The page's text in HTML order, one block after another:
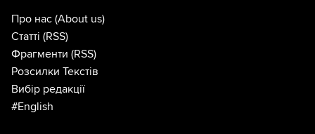
Про нас (About us)
Статті (RSS)
Фрагменти (RSS)
Розсилки Текстів
Вибір редакції
#English